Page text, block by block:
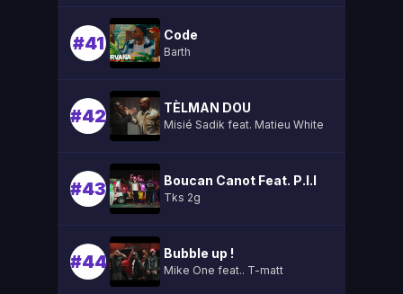
#41 Code
Barth
#42 TÈLMAN DOU
Misié Sadik feat. Matieu White
#43 Boucan Canot Feat. P.l.l
Tks 2g
#44 Bubble up !
Mike One feat.. T-matt